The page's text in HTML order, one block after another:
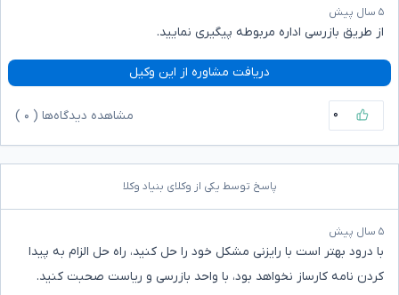
۵ سال پیش
از طریق بازرسی اداره مربوطه پیگیری نمایید.
دریافت مشاوره از این وکیل
۰ مشاهده دیدگاه‌ها ( ۰
پاسخ توسط یکی از وکلای بنیاد وکلا
۵ سال پیش
با درود بهتر است با رایزنی مشکل خود را حل کنید، راه حل الزام به پیدا
کردن نامه کارساز نخواهد بود، با واحد بازرسی و ریاست صحبت کنید.